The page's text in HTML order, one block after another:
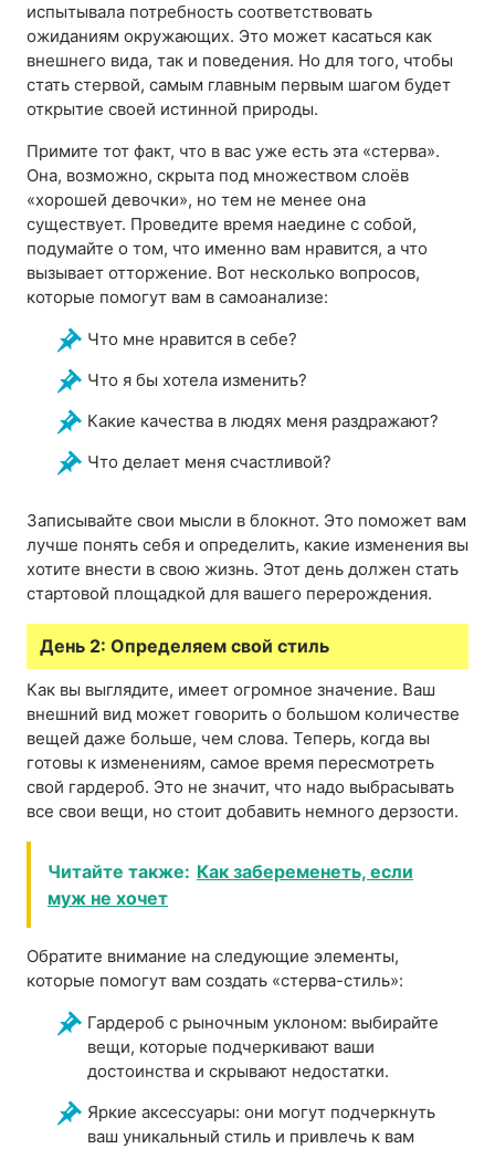
испытывала потребность соответствовать
ожиданиям окружающих. Это может касаться как
внешнего вида, так и поведения. Но для того, чтобы
стать стервой, самым главным первым шагом будет
открытие своей истинной природы.
Примите тот факт, что в вас уже есть эта «стерва».
Она, возможно, скрыта под множеством слоёв
«хорошей девочки», но тем не менее она
существует. Проведите время наедине с собой,
подумайте о том, что именно вам нравится, а что
вызывает отторжение. Вот несколько вопросов,
которые помогут вам в самоанализе:
Что мне нравится в себе?
Что я бы хотела изменить?
Какие качества в людях меня раздражают?
Что делает меня счастливой?
Записывайте свои мысли в блокнот. Это поможет вам
лучше понять себя и определить, какие изменения вы
хотите внести в свою жизнь. Этот день должен стать
стартовой площадкой для вашего перерождения.
День 2: Определяем свой стиль
Как вы выглядите, имеет огромное значение. Ваш
внешний вид может говорить о большом количестве
вещей даже больше, чем слова. Теперь, когда вы
готовы к изменениям, самое время пересмотреть
свой гардероб. Это не значит, что надо выбрасывать
все свои вещи, но стоит добавить немного дерзости.
Читайте также: Как забеременеть, если
муж не хочет
Обратите внимание на следующие элементы,
которые помогут вам создать «стерва-стиль»:
Гардероб с рыночным уклоном: выбирайте
вещи, которые подчеркивают ваши
достоинства и скрывают недостатки.
Яркие аксессуары: они могут подчеркнуть
ваш уникальный стиль и привлечь к вам